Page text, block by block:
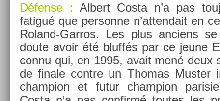
Défense : Al­bert Costa n’a pas
fatigué que per­son­ne n’at­tendait en
Roland-Garros. Les plus an­ciens
doute avoir été bluffés par ce jeune
con­nu qui, en 1995, avait mené deux
de fin­ale con­tre un Thomas Must­er
champ­ion et futur champ­ion